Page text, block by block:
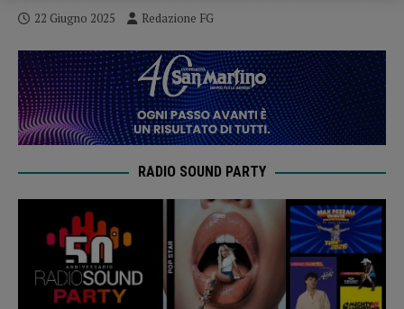
22 Giugno 2025 Redazione FG
RADIO SOUND PARTY